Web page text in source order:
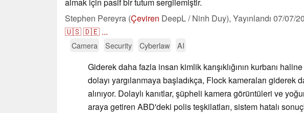
Stephen Pereyra (Çeviren DeepL / Ninh Duy), Yayınlandı 07/07/
🇺🇸🇩🇪 ...
Camera Security Cyberlaw AI
Giderek daha fazla insan kimlik karışıklığının kurbanı
dolayı yargılanmaya başladıkça, Flock kameraları giderek
alınıyor. Dolaylı kanıtlar, şüpheli kamera görüntüleri ve
araya getiren ABD'deki polis teşkilatları, sistem hatalı